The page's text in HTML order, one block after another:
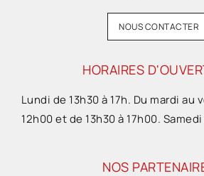
NOUS CONTACTER
HORAIRES
Lundi de 13h30 à 17h. Du mardi au
12h00 et de 13h30 à 17h00.
NOS